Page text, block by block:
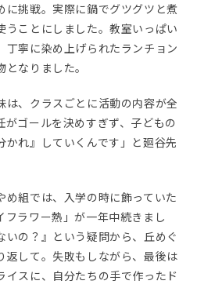
に挑戦。実際に鍋でグツグツと煮
うことにしました。教室いっぱい
丁寧に染め上げられたランチョン
なりました。
は、クラスごとに活動の内容が全
がゴールを決めすぎず、子どもの
かれ』していくんです」と廻谷先
め組では、入学の時に飾っていた
フラワー熱」が一年中続きまし
いの？』という疑問から、丘めぐ
返して。失敗もしながら、最後は
イスに、自分たちの手で作ったド